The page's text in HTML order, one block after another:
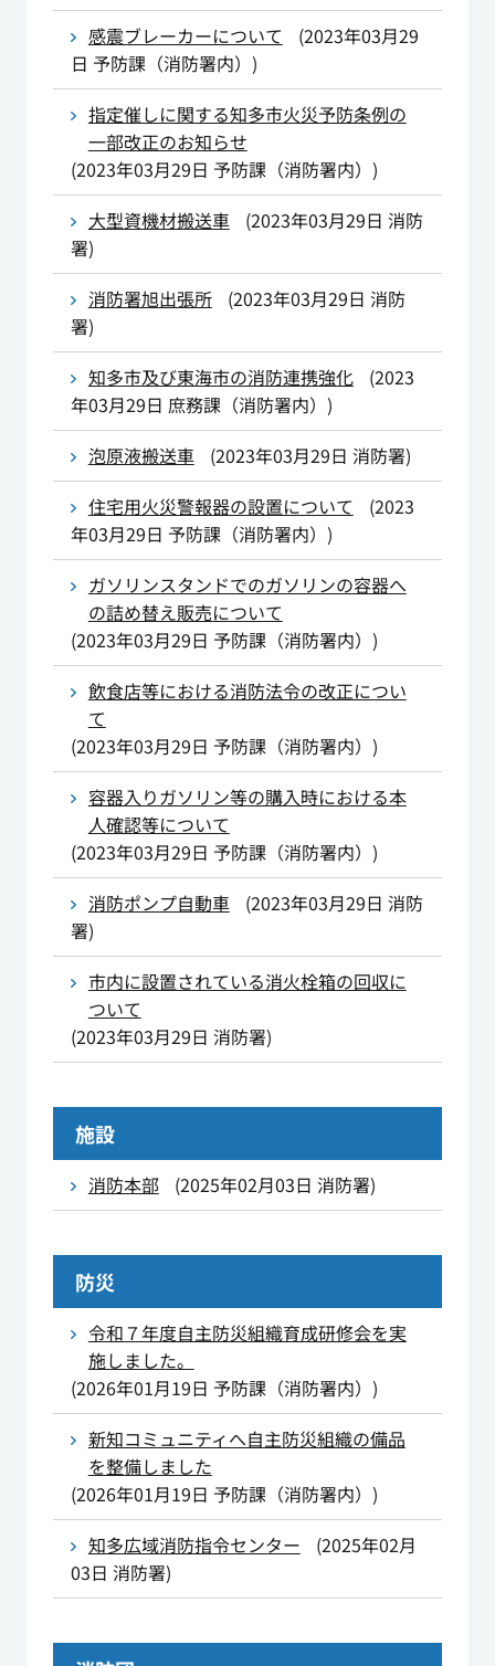
感震ブレーカーについて
(2023年03月29
日 予防課（消防署内） )
指定催しに関する知多市火災予防条例の
一部改正のお知らせ
(2023年03月29日 予防課（消防署内） )
大型資機材搬送車
(2023年03月29日 消防
署)
消防署旭出張所
(2023年03月29日 消防
署)
知多市及び東海市の消防連携強化
(2023
年03月29日 庶務課（消防署内） )
泡原液搬送車
(2023年03月29日 消防署)
住宅用火災警報器の設置について
(2023
年03月29日 予防課（消防署内） )
ガソリンスタンドでのガソリンの容器へ
の詰め替え販売について
(2023年03月29日 予防課（消防署内） )
飲食店等における消防法令の改正につい
て
(2023年03月29日 予防課（消防署内） )
容器入りガソリン等の購入時における本
人確認等について
(2023年03月29日 予防課（消防署内） )
消防ポンプ自動車
(2023年03月29日 消防
署)
市内に設置されている消火栓箱の回収に
ついて
(2023年03月29日 消防署)
施設
消防本部 (2025年02月03日 消防署)
防災
令和７年度自主防災組織育成研修会を実
施しました。
(2026年01月19日 予防課（消防署内） )
新知コミュニティへ自主防災組織の備品
を整備しました
(2026年01月19日 予防課（消防署内） )
知多広域消防指令センター
(2025年02月
03日 消防署)